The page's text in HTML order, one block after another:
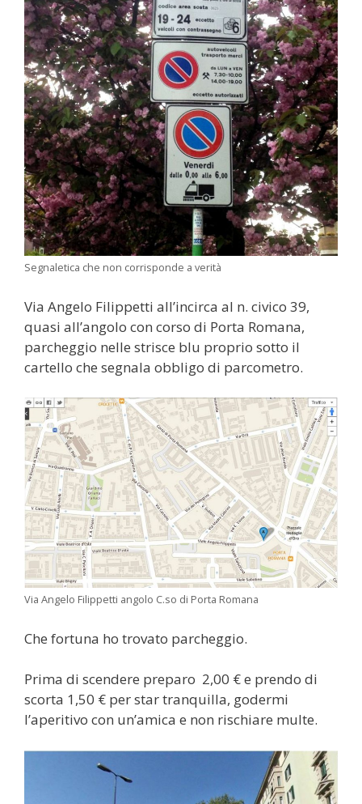
Segnaletica che non corrisponde a verità
Via Angelo Filippetti all’incirca al n. civico 39,
quasi all’angolo con corso di Porta Romana,
parcheggio nelle strisce blu proprio sotto il
cartello che segnala obbligo di parcometro.
Via Angelo Filippetti angolo C.so di Porta Romana
Che fortuna ho trovato parcheggio.
Prima di scendere preparo 2,00 € e prendo di
scorta 1,50 € per star tranquilla, godermi
l’aperitivo con un’amica e non rischiare multe.